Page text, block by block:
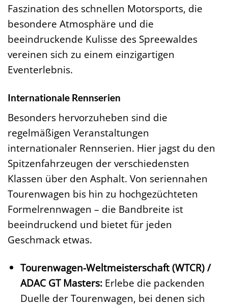
Faszination des schnellen Motorsports, die
besondere Atmosphäre und die
beeindruckende Kulisse des Spreewaldes
vereinen sich zu einem einzigartigen
Eventerlebnis.
Internationale Rennserien
Besonders hervorzuheben sind die
regelmäßigen Veranstaltungen
internationaler Rennserien. Hier jagst du den
Spitzenfahrzeugen der verschiedensten
Klassen über den Asphalt. Von seriennahen
Tourenwagen bis hin zu hochgezüchteten
Formelrennwagen – die Bandbreite ist
beeindruckend und bietet für jeden
Geschmack etwas.
Tourenwagen-Weltmeisterschaft (WTCR) /
ADAC GT Masters:Erlebe die packenden
Duelle der Tourenwagen, bei denen sich